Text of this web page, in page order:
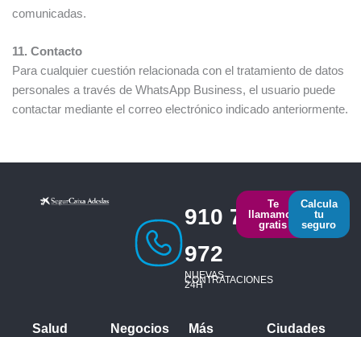
comunicadas.
11. Contacto
Para cualquier cuestión relacionada con el tratamiento de datos
personales a través de WhatsApp Business, el usuario puede
contactar mediante el correo electrónico indicado anteriormente.
910 793
972
NUEVAS
CONTRATACIONES
24H
Te
llamamos
gratis
Calcula
tu
seguro
Salud
Negocios
Más
Ciudades